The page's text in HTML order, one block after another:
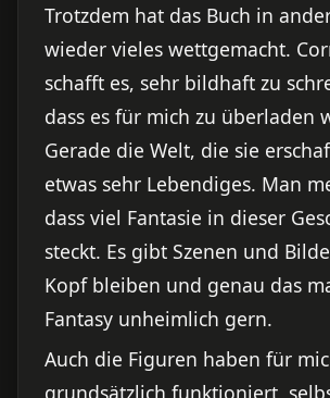
Trotzdem hat das Buch in
wieder vieles wettgemacht.
schafft es, sehr bildhaft zu
dass es für mich zu überladen
Gerade die Welt, die sie
etwas sehr Lebendiges. Man
dass viel Fantasie in dieser
steckt. Es gibt Szenen und
Kopf bleiben und genau das
Fantasy unheimlich gern.
Auch die Figuren haben für